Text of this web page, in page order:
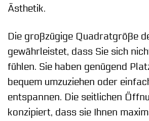
Ästhetik.
Die großzügige Quadratgröße
gewährleistet, dass Sie sich
fühlen. Sie haben genügend
bequem umzuziehen oder
entspannen. Die seitlichen
konzipiert, dass sie Ihnen